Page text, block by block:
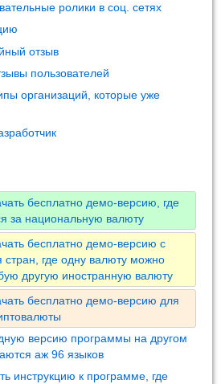
ролики в соц. сетях
отзыв
пользователей
организаций, которые уже
бесплатно демо-версию, где
за национальную валюту
бесплатно демо-версию с
стран, где одну валюту можно
другую иностранную валюту
бесплатно демо-версию для
версию программы на другом
аж 96 языков
инструкцию к программе, где